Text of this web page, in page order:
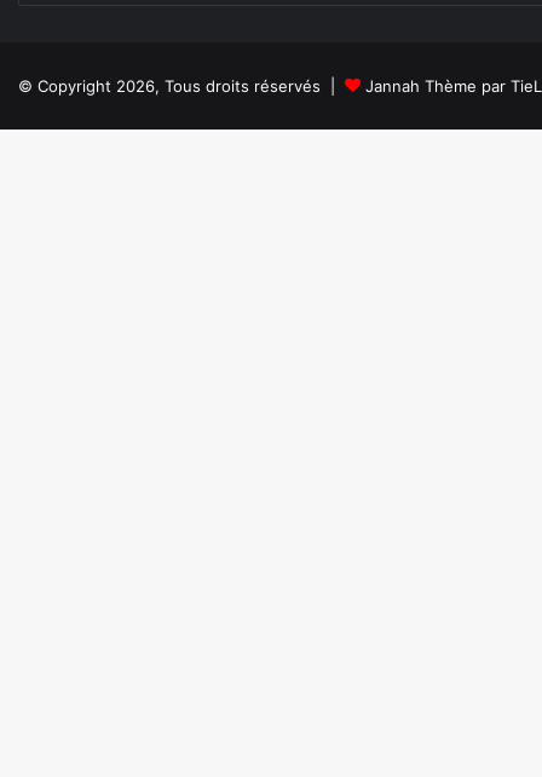
© Copyright 2026, Tous droits réservés | Jannah Thème par